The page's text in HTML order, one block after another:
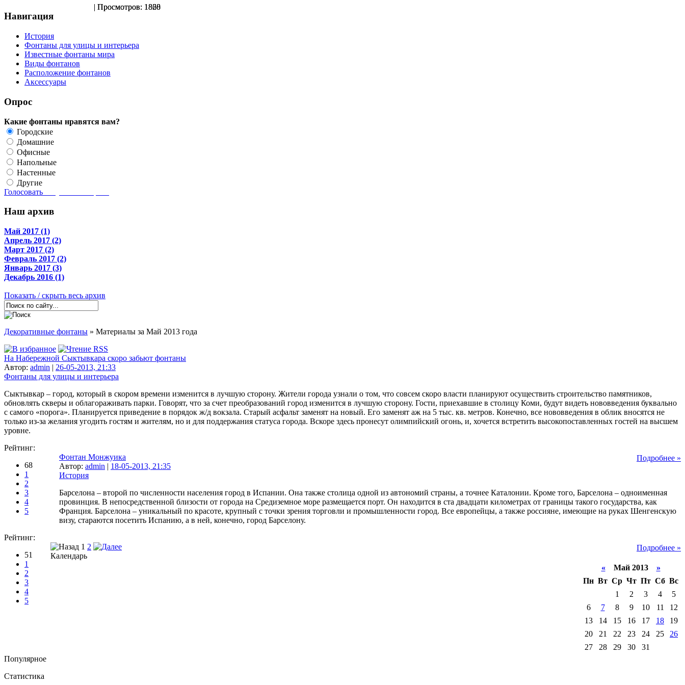
Навигация
История
Фонтаны для улицы и интерьера
Известные фонтаны мира
Виды фонтанов
Расположение фонтанов
Аксессуары
Опрос
Какие фонтаны нравятся вам?
Городские
Домашние
Офисные
Напольные
Настенные
Другие
Голосовать
Наш архив
Май 2017 (1)
Апрель 2017 (2)
Март 2017 (2)
Февраль 2017 (2)
Январь 2017 (3)
Декабрь 2016 (1)
Показать / скрыть весь архив
Декоративные фонтаны » Материалы за Май 2013 года
На Набережной Сыктывкара скоро забьют фонтаны
Автор: admin | 26-05-2013, 21:33
Фонтаны для улицы и интерьера
Сыктывкар – город, который в скором времени изменится в лучшую сторону. Жители города узнали о том, что совсем скоро власти планируют осуществить строительство памятников,
обновлять скверы и облагораживать парки. Говорят, что за счет преобразований город изменится в лучшую сторону. Гости, приехавшие в столицу Коми, будут видеть нововведения буквально
с самого «порога». Планируется приведение в порядок ж/д вокзала. Старый асфальт заменят на новый. Его заменят аж на 5 тыс. кв. метров. Конечно, все нововведения в облик вносятся не
только из-за желания угодить гостям и жителям, но и для поддержания статуса города. Вскоре здесь пронесут олимпийский огонь, и, хочется встретить высокопоставленных гостей на высшем
уровне.
| Просмотров: 1820
Рейтинг:
68
1
2
3
4
5
Подробнее »
Фонтан Монжуика
Автор: admin | 18-05-2013, 21:35
История
Барселона – второй по численности населения город в Испании. Она также столица одной из автономий страны, а точнее Каталонии. Кроме того, Барселона – одноименная
провинция. В непосредственной близости от города на Средиземное море размещается порт. Он находится в ста двадцати километрах от границы такого государства, как
Франция. Барселона – уникальный по красоте, крупный с точки зрения торговли и промышленности город. Все европейцы, а также россияне, имеющие на руках Шенгенскую
визу, стараются посетить Испанию, а в ней, конечно, город Барселону.
| Просмотров: 1868
Рейтинг:
51
1
2
3
4
5
Подробнее »
1 2
Календарь
«Май 2013 »
Пн Вт Ср Чт Пт Сб Вс
1
2 3 4
5
6
7 8 9 10 11
12
13
14 15 16 17 18
19
20
21 22 23 24 25
26
27
28 29 30
31
Популярное
Статистика